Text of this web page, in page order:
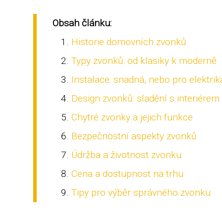
Obsah článku:
Historie domovních zvonků
Typy zvonků: od klasiky k moderně
Instalace: snadná, nebo pro
Design zvonků: sladění s interiérem
Chytré zvonky a jejich funkce
Bezpečnostní aspekty zvonků
Údržba a životnost zvonku
Cena a dostupnost na trhu
Tipy pro výběr správného zvonku